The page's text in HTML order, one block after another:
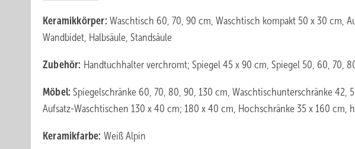
Keramikkörper: Waschtisch 60, 70, 90 cm, Waschtisch kompakt 50 x 30 cm,
Wandbidet, Halbsäule, Standsäule
Zubehör: Handtuchhalter verchromt; Spiegel 45 x 90 cm, Spiegel 50, 60, 70,
Möbel:Spiegelschränke 60, 70, 80, 90, 130 cm, Waschtischunterschränke 42,
Aufsatz-Waschtischen 130 x 40 cm; 180 x 40 cm, Hochschränke 35 x 160 cm,
Keramikfarbe: Weiß Alpin